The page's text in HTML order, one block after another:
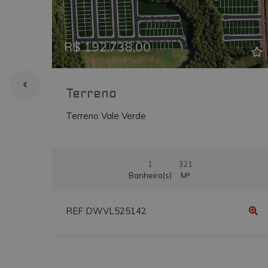
R$ 192.738,00
Terreno
Terreno Vale Verde
1
Banheiro(s)
321
M²
REF DWVL525142
uvc
.addthis.com
_gcl_au